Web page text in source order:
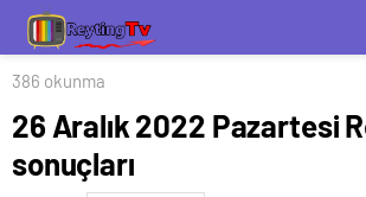
386 okunma
26 Aralık 2022 Pazartesi
sonuçları